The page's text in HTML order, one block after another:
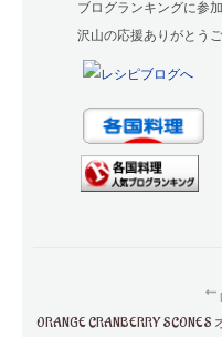
ブログランキングに参
沢山の応援ありがとう
ORANGE CRANBERRY